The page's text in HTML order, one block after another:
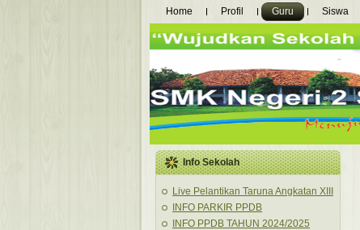
Home Profil Guru Siswa
Info Sekolah
Live Pelantikan Taruna Angkatan XIII
INFO PARKIR PPDB
INFO PPDB TAHUN 2024/2025